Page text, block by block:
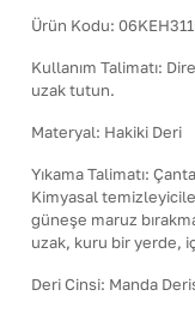
Ürün Kodu:
Kullanım Talimatı:
uzak tutun.
Materyal: Hakiki Deri
Yıkama Talimatı:
Kimyasal
güneşe maruz
uzak, kuru bir yerde,
Deri Cinsi: Manda